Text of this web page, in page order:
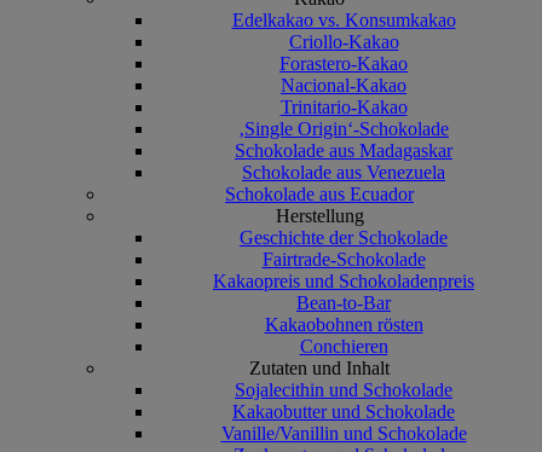
Edelkakao vs. Konsumkakao
Criollo-Kakao
Forastero-Kakao
Nacional-Kakao
Trinitario-Kakao
‚Single Origin‘-Schokolade
Schokolade aus Madagaskar
Schokolade aus Venezuela
Schokolade aus Ecuador
Herstellung
Geschichte der Schokolade
Fairtrade-Schokolade
Kakaopreis und Schokoladenpreis
Bean-to-Bar
Kakaobohnen rösten
Conchieren
Zutaten und Inhalt
Sojalecithin und Schokolade
Kakaobutter und Schokolade
Vanille/Vanillin und Schokolade